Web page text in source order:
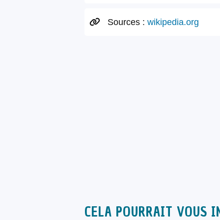
Sources : wikipedia.org
CELA POURRAIT VOUS